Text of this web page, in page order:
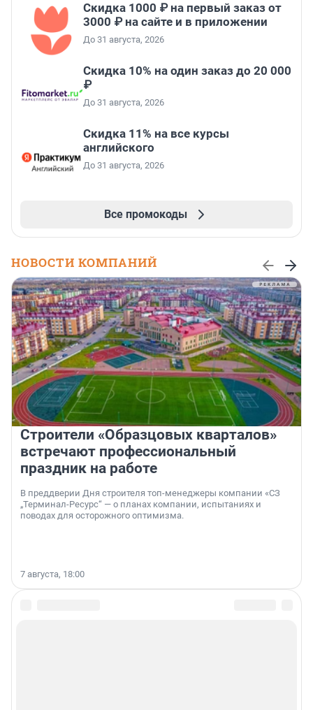
Скидка 1000 ₽ на первый заказ от
3000 ₽ на сайте и в приложении
До 31 августа, 2026
Скидка 10% на один заказ до 20 000
₽
До 31 августа, 2026
Скидка 11% на все курсы
английского
До 31 августа, 2026
Все промокоды
НОВОСТИ КОМПАНИЙ
Строители «Образцовых кварталов»
встречают профессиональный
праздник на работе
В преддверии Дня строителя топ-менеджеры компании «СЗ
„Терминал-Ресурс“ — о планах компании, испытаниях и
поводах для осторожного оптимизма.
7 августа, 18:00